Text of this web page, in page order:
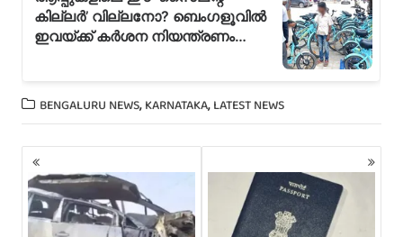
BENGALURU NEWS, KARNATAKA, LATEST NEWS
P
o
s
t
s